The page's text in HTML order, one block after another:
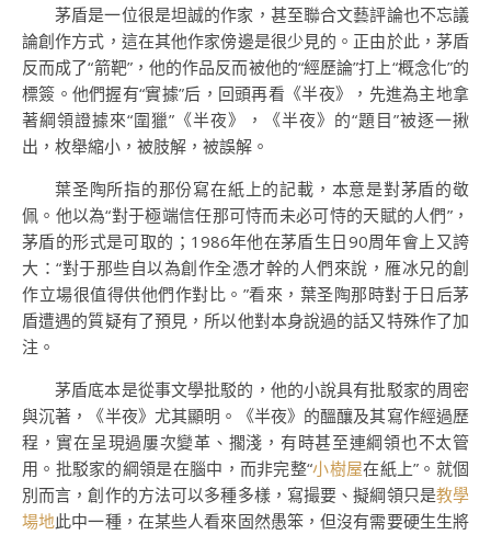
茅盾是一位很是坦誠的作家，甚至聯合文藝評論也不忘議
論創作方式，這在其他作家傍邊是很少見的。正由於此，茅盾
反而成了“箭靶”，他的作品反而被他的“經歷論”打上“概念化”的
標簽。他們握有“實據”后，回頭再看《半夜》，先進為主地拿
著綱領證據來“圍獵”《半夜》，《半夜》的“題目”被逐一揪
出，枚舉縮小，被肢解，被誤解。
葉圣陶所指的那份寫在紙上的記載，本意是對茅盾的敬
佩。他以為“對于極端信任那可恃而未必可恃的天賦的人們”，
茅盾的形式是可取的；1986年他在茅盾生日90周年會上又誇
大：“對于那些自以為創作全憑才幹的人們來說，雁冰兄的創
作立場很值得供他們作對比。”看來，葉圣陶那時對于日后茅
盾遭遇的質疑有了預見，所以他對本身說過的話又特殊作了加
注。
茅盾底本是從事文學批駁的，他的小說具有批駁家的周密
與沉著，《半夜》尤其顯明。《半夜》的醞釀及其寫作經過歷
程，實在呈現過屢次變革、擱淺，有時甚至連綱領也不太管
用。批駁家的綱領是在腦中，而非完整“小樹屋在紙上”。就個
別而言，創作的方法可以多種多樣，寫撮要、擬綱領只是教學
場地此中一種，在某些人看來固然愚笨，但沒有需要硬生生將